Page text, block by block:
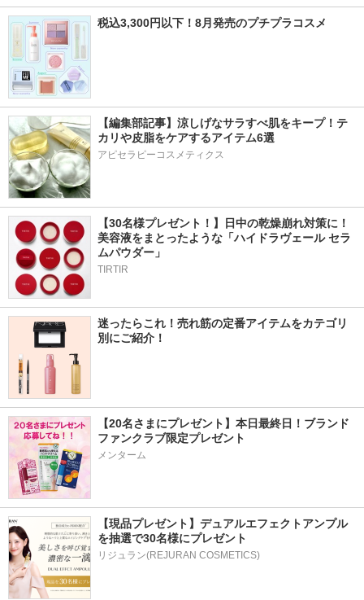
税込3,300円以下！8月発売のプチプラコスメ
【編集部記事】涼しげなサラすべ肌をキープ！テ
カリや皮脂をケアするアイテム6選
アピセラピーコスメティクス
【30名様プレゼント！】日中の乾燥崩れ対策に！
美容液をまとったような「ハイドラヴェール セラ
ムパウダー」
TIRTIR
迷ったらこれ！売れ筋の定番アイテムをカテゴリ
別にご紹介！
【20名さまにプレゼント】本日最終日！ブランド
ファンクラブ限定プレゼント
メンターム
【現品プレゼント】デュアルエフェクトアンプル
を抽選で30名様にプレゼント
リジュラン(REJURAN COSMETICS)